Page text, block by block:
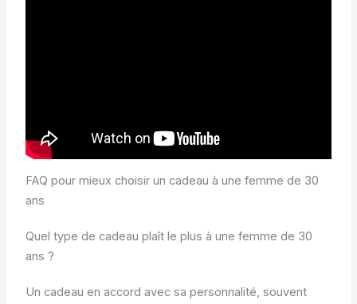
FAQ pour mieux choisir un cadeau à une femme de 30
ans
Quel type de cadeau plaît le plus à une femme de 30
ans ?
Un cadeau en accord avec sa personnalité, souvent